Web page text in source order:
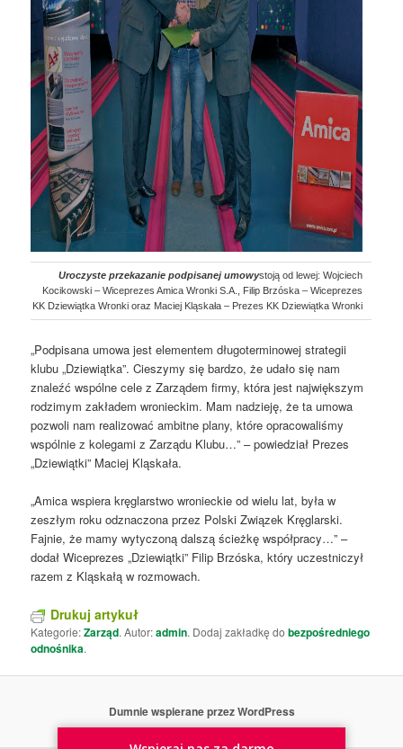
Uroczyste przekazanie podpisanej umowystoją od lewej: Wojciech
Kocikowski – Wiceprezes Amica Wronki S.A., Filip Brzóska – Wiceprezes
KK Dziewiątka Wronki oraz Maciej Kląskała – Prezes KK Dziewiątka Wronki
„Podpisana umowa jest elementem długoterminowej strategii
klubu „Dziewiątka”. Cieszymy się bardzo, że udało się nam
znaleźć wspólne cele z Zarządem firmy, która jest największym
rodzimym zakładem wronieckim. Mam nadzieję, że ta umowa
pozwoli nam realizować ambitne plany, które opracowaliśmy
wspólnie z kolegami z Zarządu Klubu…” – powiedział Prezes
„Dziewiątki” Maciej Kląskała.
„Amica wspiera kręglarstwo wronieckie od wielu lat, była w
zeszłym roku odznaczona przez Polski Związek Kręglarski.
Fajnie, że mamy wytyczoną dalszą ścieżkę współpracy…” –
dodał Wiceprezes „Dziewiątki” Filip Brzóska, który uczestniczył
razem z Kląskałą w rozmowach.
Drukuj artykuł
Kategorie:Zarząd. Autor:admin. Dodaj zakładkę dobezpośredniego
odnośnika.
Dumnie wspierane przez WordPress